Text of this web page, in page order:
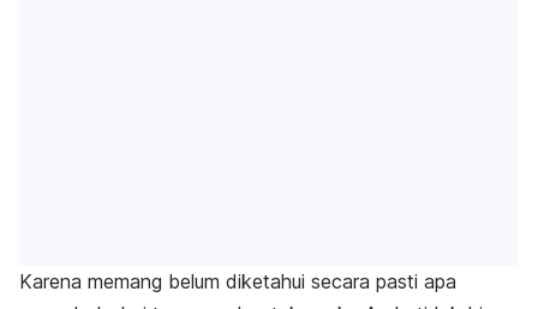
Karena memang belum diketahui secara pasti apa